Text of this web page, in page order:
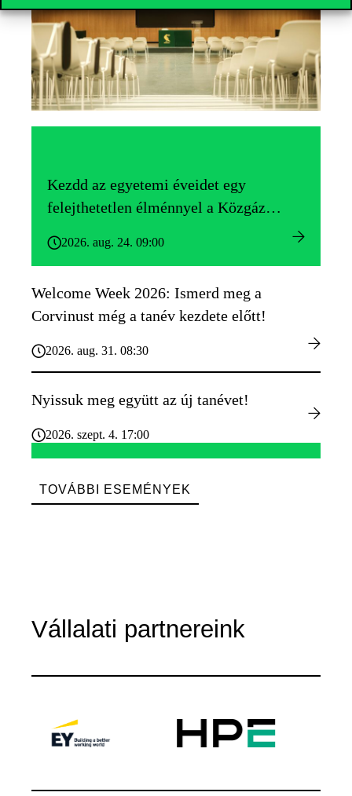
Kezdd az egyetemi éveidet egy
felejthetetlen élménnyel a Közgáz
2026. aug. 24. 09:00
Welcome Week 2026: Ismerd meg a
Corvinust még a tanév kezdete előtt!
2026. aug. 31. 08:30
Nyissuk meg együtt az új tanévet!
2026. szept. 4. 17:00
TOVÁBBI ESEMÉNYEK
Vállalati partnereink